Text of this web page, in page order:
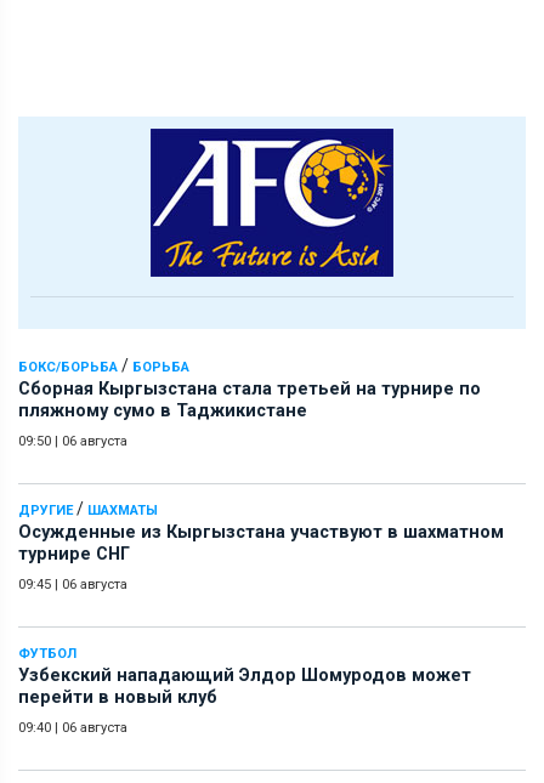
БОКС/БОРЬБА / БОРЬБА
Сборная Кыргызстана стала третьей на турнире по
пляжному сумо в Таджикистане
09:50 | 06 августа
ДРУГИЕ/ ШАХМАТЫ
Осужденные из Кыргызстана участвуют в шахматном
турнире СНГ
09:45 | 06 августа
ФУТБОЛ
Узбекский нападающий Элдор Шомуродов может
перейти в новый клуб
09:40 | 06 августа